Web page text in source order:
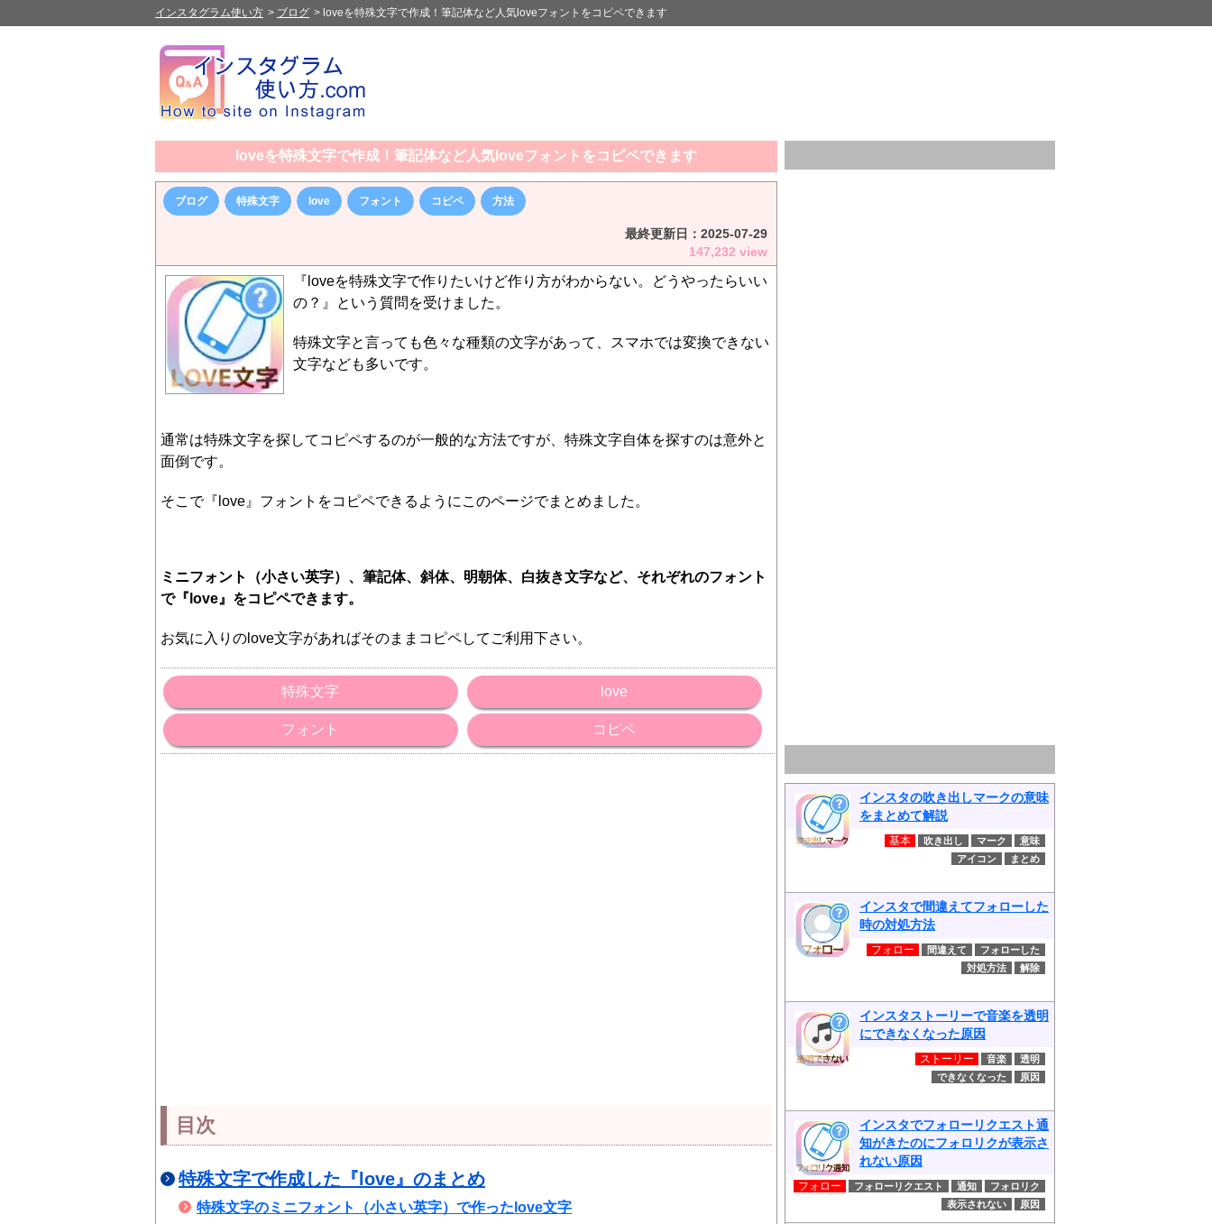
インスタグラム使い方 > ブログ > loveを特殊文字で作成！筆記体など人気loveフォントをコピペできます
loveを特殊文字で作成！筆記体など人気loveフォントをコピペできます
ブログ 特殊文字 love フォント コピペ 方法
最終更新日： 2025-07-29
147,232 view
『loveを特殊文字で作りたいけど作り方がわからない。どうやったらいい
の？』という質問を受けました。
特殊文字と言っても色々な種類の文字があって、スマホでは変換できない
文字なども多いです。
通常は特殊文字を探してコピペするのが一般的な方法ですが、特殊文字自体を探すのは意外と
面倒です。
そこで『love』フォントをコピペできるようにこのページでまとめました。
ミニフォント（小さい英字）、筆記体、斜体、明朝体、白抜き文字など、それぞれのフォント
で『love』をコピペできます。
お気に入りのlove文字があればそのままコピペしてご利用下さい。
特殊文字 love
フォント コピペ
目次
特殊文字で作成した『love』のまとめ
特殊文字のミニフォント（小さい英字）で作ったlove文字
インスタの吹き出しマークの意味
をまとめて解説
基本 吹き出し マーク
意味
アイコン
まとめ
インスタで間違えてフォローした
時の対処方法
フォロー 間違えて
フォローした
対処方法
解除
インスタストーリーで音楽を透明
にできなくなった原因
ストーリー 音楽
透明
できなくなった
原因
インスタでフォローリクエスト通
知がきたのにフォロリクが表示さ
れない原因
フォロー フォローリクエスト 通知
フォロリク
表示されない
原因